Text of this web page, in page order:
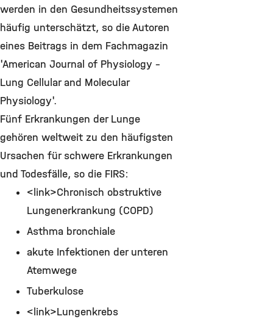
werden in den Gesundheitssystemen
häufig unterschätzt, so die Autoren
eines Beitrags in dem Fachmagazin
'American Journal of Physiology –
Lung Cellular and Molecular
Physiology'.
Fünf Erkrankungen der Lunge
gehören weltweit zu den häufigsten
Ursachen für schwere Erkrankungen
und Todesfälle, so die FIRS:
<link>Chronisch obstruktive
Lungenerkrankung (COPD)
Asthma bronchiale
akute Infektionen der unteren
Atemwege
Tuberkulose
<link>Lungenkrebs